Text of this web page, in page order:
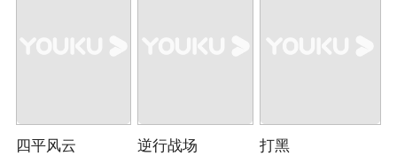
四平风云 逆行战场 打黑